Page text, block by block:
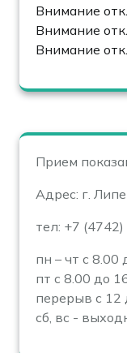
Внимание
Внимание
Внимание
Прием
Адрес: г.
тел: +7
пн – чт с 8.00
пт с 8.00 до
перерыв с 12
сб, вс -